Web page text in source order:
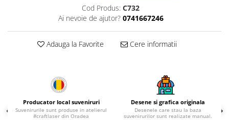
Cod Produs: C732
Ai nevoie de ajutor? 0741667246
Adauga la Favorite Cere informatii
Producator local suveniruri
Suvenirurile sunt produse in atelierul
#craftlaser din Oradea
Desene si grafica originala
Desenele care stau la baza
suvenirurilor sunt realizate manual.